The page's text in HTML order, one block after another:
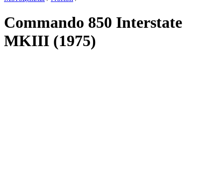
Commando 850 Interstate
MKIII (1975)